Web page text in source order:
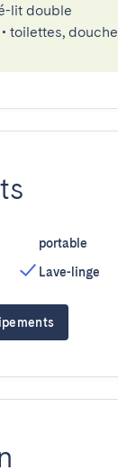
lit double
• toilettes, douche
portable
Lave-linge